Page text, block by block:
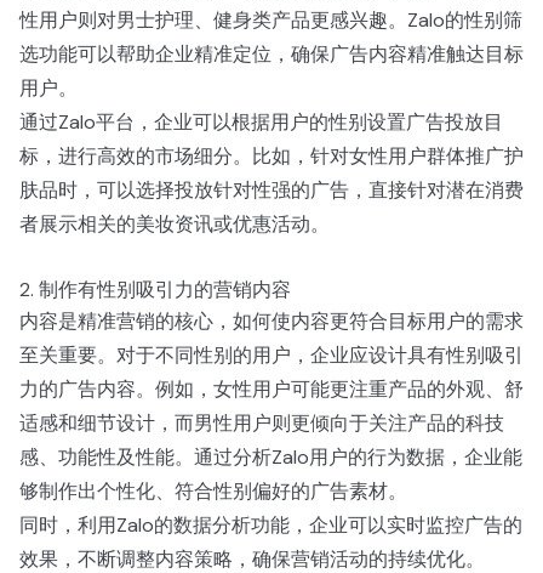
性用户则对男士护理、健身类产品更感兴趣。Zalo的性别筛
选功能可以帮助企业精准定位，确保广告内容精准触达目标
用户。
通过Zalo平台，企业可以根据用户的性别设置广告投放目
标，进行高效的市场细分。比如，针对女性用户群体推广护
肤品时，可以选择投放针对性强的广告，直接针对潜在消费
者展示相关的美妆资讯或优惠活动。
2. 制作有性别吸引力的营销内容
内容是精准营销的核心，如何使内容更符合目标用户的需求
至关重要。对于不同性别的用户，企业应设计具有性别吸引
力的广告内容。例如，女性用户可能更注重产品的外观、舒
适感和细节设计，而男性用户则更倾向于关注产品的科技
感、功能性及性能。通过分析Zalo用户的行为数据，企业能
够制作出个性化、符合性别偏好的广告素材。
同时，利用Zalo的数据分析功能，企业可以实时监控广告的
效果，不断调整内容策略，确保营销活动的持续优化。